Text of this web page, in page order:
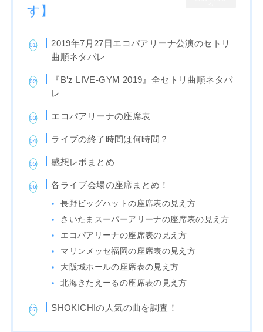
す】
2019年7月27日エコパアリーナ公演のセトリ
曲順ネタバレ
『B’z LIVE-GYM 2019』全セトリ曲順ネタバ
レ
エコパアリーナの座席表
ライブの終了時間は何時間？
感想レポまとめ
各ライブ会場の座席まとめ！
長野ビッグハットの座席表の見え方
さいたまスーパーアリーナの座席表の見え方
エコパアリーナの座席表の見え方
マリンメッセ福岡の座席表の見え方
大阪城ホールの座席表の見え方
北海きたえーるの座席表の見え方
SHOKICHIの人気の曲を調査！